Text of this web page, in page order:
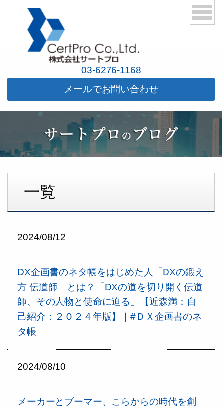
03-6276-1168
メールでお問い合わせ
一覧
2024/08/12
DX企画書のネタ帳をはじめた人「DXの鍛え
方 伝道師」とは？「DXの道を切り開く伝道
師、その人物と使命に迫る」【近森満：自
己紹介：２０２４年版】｜#ＤＸ企画書のネ
タ帳
2024/08/10
メーカーとブーマー、こらからの時代を創